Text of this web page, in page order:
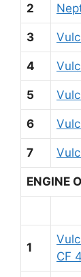
2
3
4
5
6
7
ENGINE
1
CF 4